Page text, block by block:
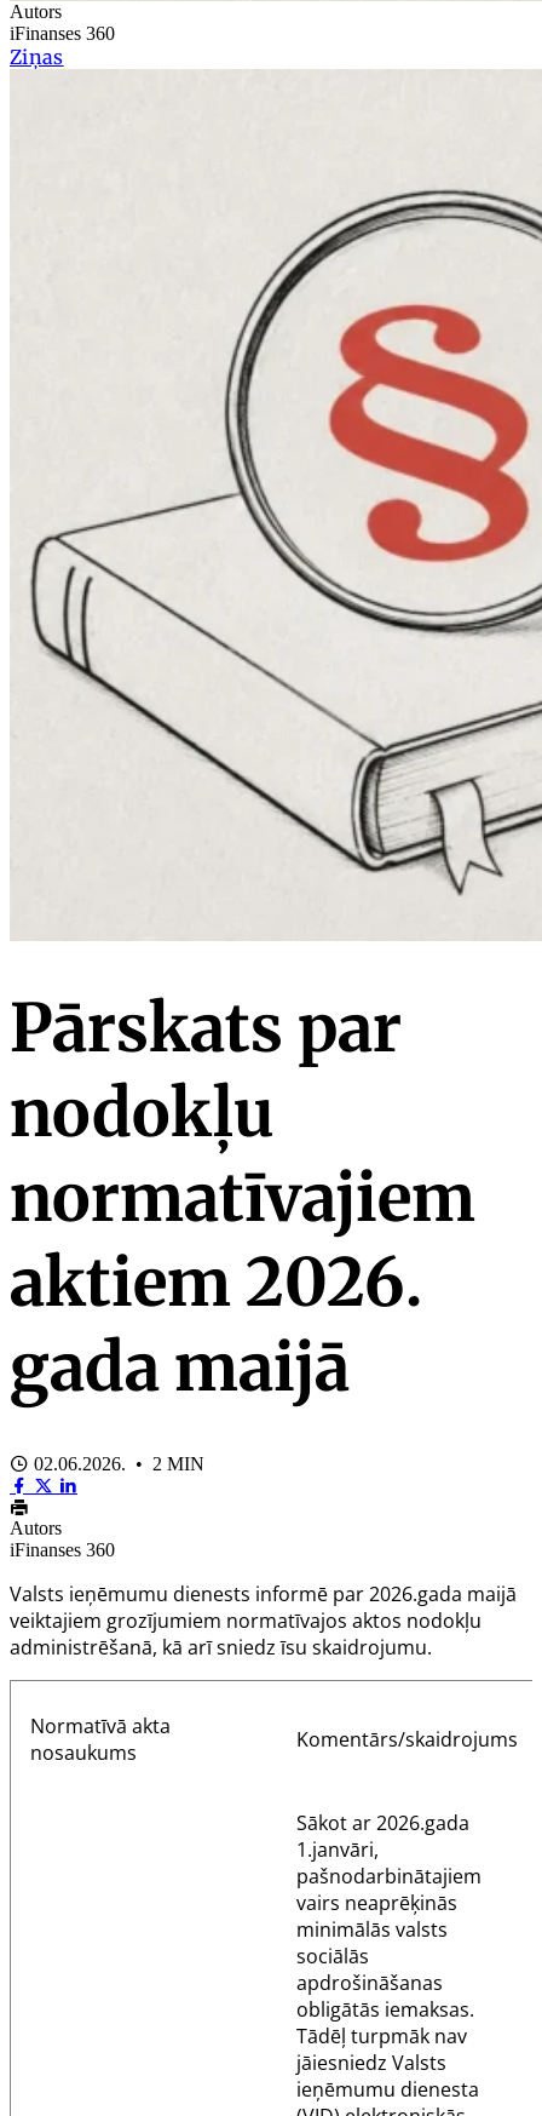
Autors
iFinanses 360
Ziņas
Pārskats par
nodokļu
normatīvajiem
aktiem 2026.
gada maijā
02.06.2026. • 2 MIN
Autors
iFinanses 360
Valsts ieņēmumu dienests informē par 2026.gada maijā
veiktajiem grozījumiem normatīvajos aktos nodokļu
administrēšanā, kā arī sniedz īsu skaidrojumu.
Normatīvā akta
nosaukums
Komentārs/skaidrojums
Sākot ar 2026.gada
1.janvāri,
pašnodarbinātajiem
vairs neaprēķinās
minimālās valsts
sociālās
apdrošināšanas
obligātās iemaksas.
Tādēļ turpmāk nav
jāiesniedz Valsts
ieņēmumu dienesta